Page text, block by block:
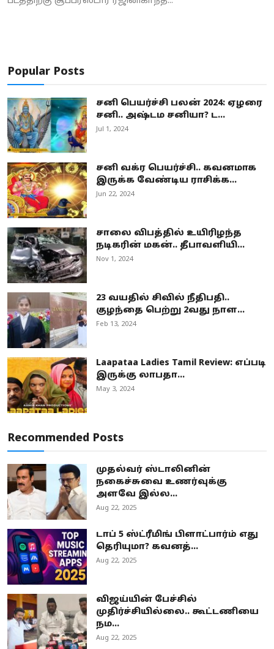
Popular Posts
சனி பெயர்ச்சி பலன் 2024: ஏழரை
சனி.. அஷ்டம சனியா? ட...
Jul 1, 2024
சனி வக்ர பெயர்ச்சி.. கவனமாக
இருக்க வேண்டிய ராசிக்க...
Jun 22, 2024
சாலை விபத்தில் உயிரிழந்த
நடிகரின் மகன்.. தீபாவளியி...
Nov 1, 2024
23 வயதில் சிவில் நீதிபதி..
குழந்தை பெற்று 2வது நாள...
Feb 13, 2024
Laapataa Ladies Tamil Review: எப்படி
இருக்கு லாபதா...
May 3, 2024
Recommended Posts
முதல்வர் ஸ்டாலினின்
நகைச்சுவை உணர்வுக்கு
அளவே இல்ல...
Aug 22, 2025
டாப் 5 ஸ்ட்ரீமிங் பிளாட்பார்ம் எது
தெரியுமா? கவனத்...
Aug 22, 2025
விஜய்யின் பேச்சில்
முதிர்ச்சியில்லை.. கூட்டணியை
நம...
Aug 22, 2025